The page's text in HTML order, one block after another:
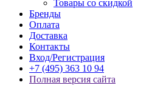
Товары со скидкой
Бренды
Оплата
Доставка
Контакты
Вход/Регистрация
+7 (495) 363 10 94
Полная версия сайта